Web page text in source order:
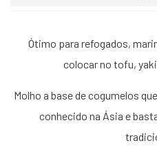
Ótimo para refogados,
colocar no tofu,
Molho a base de cogumelos
conhecido na Ásia e